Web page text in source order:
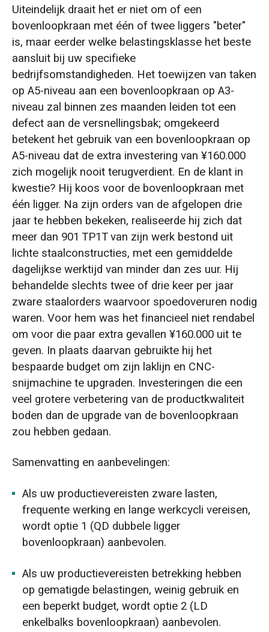
Uiteindelijk draait het er niet om of een
bovenloopkraan met één of twee liggers "beter"
is, maar eerder welke belastingsklasse het beste
aansluit bij uw specifieke
bedrijfsomstandigheden. Het toewijzen van taken
op A5-niveau aan een bovenloopkraan op A3-
niveau zal binnen zes maanden leiden tot een
defect aan de versnellingsbak; omgekeerd
betekent het gebruik van een bovenloopkraan op
A5-niveau dat de extra investering van ¥160.000
zich mogelijk nooit terugverdient. En de klant in
kwestie? Hij koos voor de bovenloopkraan met
één ligger. Na zijn orders van de afgelopen drie
jaar te hebben bekeken, realiseerde hij zich dat
meer dan 901 TP1T van zijn werk bestond uit
lichte staalconstructies, met een gemiddelde
dagelijkse werktijd van minder dan zes uur. Hij
behandelde slechts twee of drie keer per jaar
zware staalorders waarvoor spoedoveruren nodig
waren. Voor hem was het financieel niet rendabel
om voor die paar extra gevallen ¥160.000 uit te
geven. In plaats daarvan gebruikte hij het
bespaarde budget om zijn laklijn en CNC-
snijmachine te upgraden. Investeringen die een
veel grotere verbetering van de productkwaliteit
boden dan de upgrade van de bovenloopkraan
zou hebben gedaan.
Samenvatting en aanbevelingen:
Als uw productievereisten zware lasten,
frequente werking en lange werkcycli vereisen,
wordt optie 1 (QD dubbele ligger
bovenloopkraan) aanbevolen.
Als uw productievereisten betrekking hebben
op gematigde belastingen, weinig gebruik en
een beperkt budget, wordt optie 2 (LD
enkelbalks bovenloopkraan) aanbevolen.